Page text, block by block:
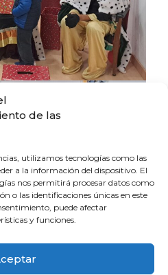
de las
utilizamos tecnologías como las
a la información del dispositivo. El
nos permitirá procesar datos como
o las identificaciones únicas en este
puede afectar
y funciones.